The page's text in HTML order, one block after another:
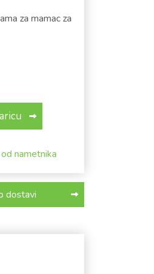
za mamac za
- VoleX John količina
nametnika
dostavi